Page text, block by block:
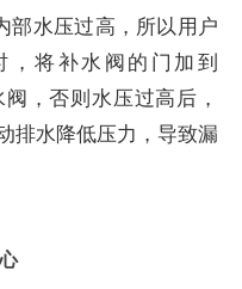
部水压过高，所以用户
将补水阀的门加到
，否则水压过高后，
排水降低压力，导致漏